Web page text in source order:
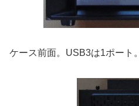
ケース前面。USB3は1ポート。